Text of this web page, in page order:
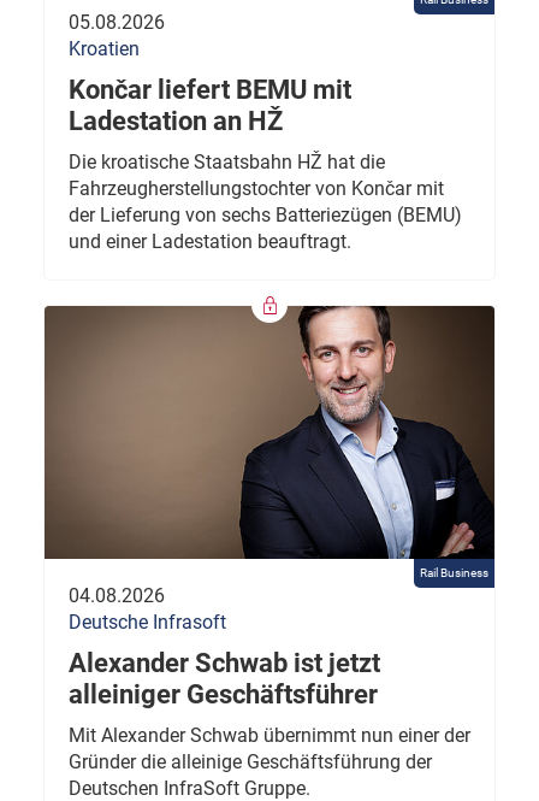
05.08.2026
Kroatien
Končar liefert BEMU mit
Ladestation an HŽ
Die kroatische Staatsbahn HŽ hat die
Fahrzeugherstellungstochter von Končar mit
der Lieferung von sechs Batteriezügen (BEMU)
und einer Ladestation beauftragt.
Rail Business
04.08.2026
Deutsche Infrasoft
Alexander Schwab ist jetzt
alleiniger Geschäftsführer
Mit Alexander Schwab übernimmt nun einer der
Gründer die alleinige Geschäftsführung der
Deutschen InfraSoft Gruppe.